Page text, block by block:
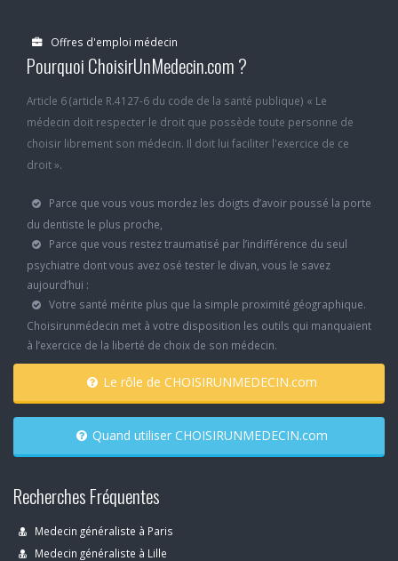
Offres d'emploi médecin
Pourquoi ChoisirUnMedecin.com ?
Article 6 (article R.4127-6 du code de la santé publique) « Le
médecin doit respecter le droit que possède toute personne de
choisir librement son médecin. Il doit lui faciliter l'exercice de ce
droit ».
Parce que vous vous mordez les doigts d’avoir poussé la porte
du dentiste le plus proche,
Parce que vous restez traumatisé par l’indifférence du seul
psychiatre dont vous avez osé tester le divan, vous le savez
aujourd’hui :
Votre santé mérite plus que la simple proximité géographique.
Choisirunmédecin met à votre disposition les outils qui manquaient
à l’exercice de la liberté de choix de son médecin.
Le rôle de CHOISIRUNMEDECIN.com
Quand utiliser CHOISIRUNMEDECIN.com
Recherches Fréquentes
Medecin généraliste à Paris
Medecin généraliste à Lille